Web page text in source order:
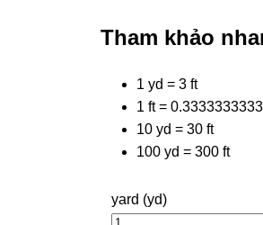
Tham khảo
1 yd = 3 ft
1 ft =
10 yd = 30 ft
100 yd = 300 ft
yard (yd)